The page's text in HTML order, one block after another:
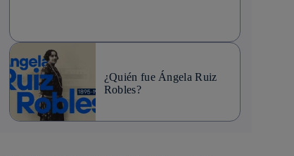
¿Quién fue Ángela Ruiz
Robles?